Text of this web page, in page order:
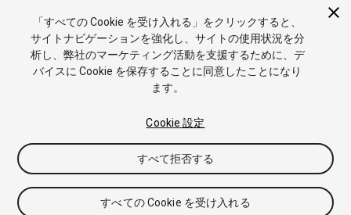
Copyright © 2023 Unity Technologies. Publication 2022.2
ナレッジベース
私の個人情報を販売または共有しない
「すべての Cookie を受け入れる」をクリックすると、
サイトナビゲーションを強化し、サイトの使用状況を分
析し、弊社のマーケティング活動を支援するために、デ
バイスに Cookie を保存することに同意したことになり
ます。
Cookie 設定
すべて拒否する
すべての Cookie を受け入れる